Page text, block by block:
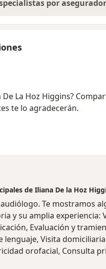
por
La Hoz Higgins?
te lo agradecerán.
de Iliana De la Hoz
Te mostramos
y su amplia experiencia:
Evaluación y
lenguaje, Visita
orofacial, Consulta